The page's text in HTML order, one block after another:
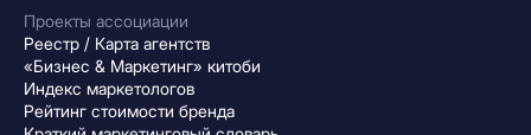
Проекты ассоциации
Реестр / Карта агентств
«Бизнес & Маркетинг» китоби
Индекс маркетологов
Рейтинг стоимости бренда